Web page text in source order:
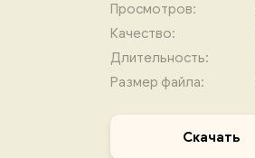
Просмотров:
Качество:
Длительность:
Размер файла:
Скачать